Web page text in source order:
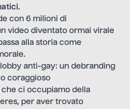
.
con 6 milioni di
video diventato ormai virale
alla storia come
anti-gay: un debranding
coraggioso
che ci occupiamo della
, per aver trovato